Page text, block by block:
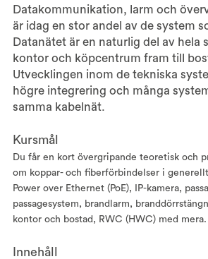
Datakommunikation, larm och
är idag en stor andel av de system
Datanätet är en naturlig del av hela
kontor och köpcentrum fram till
Utvecklingen inom de tekniska
högre integrering och många
samma kabelnät.
Kursmål
Du får en kort övergripande teoretisk och
om koppar- och fiberförbindelser i
Power over Ethernet (PoE), IP-kamera,
passagesystem, brandlarm,
kontor och bostad, RWC (HWC) med mera.
Innehåll